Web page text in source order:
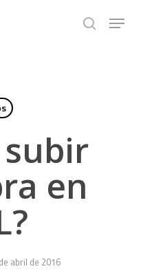
search
Menu
subir
en
abril de 2016